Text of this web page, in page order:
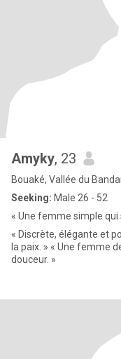
Amyky, 23
Bouaké, Vallée du
Seeking: Male 26 - 52
« Une femme simple qui
« Discrète, élégante et
la paix. » « Une femme
douceur. »